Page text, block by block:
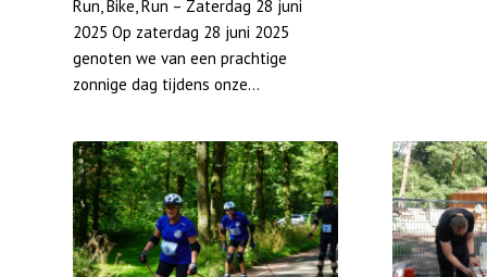
Run, Bike, Run – Zaterdag 28 juni
2025 Op zaterdag 28 juni 2025
genoten we van een prachtige
zonnige dag tijdens onze…